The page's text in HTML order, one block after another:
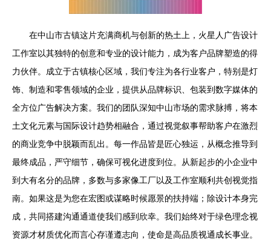
在中山市古镇这片充满商机与创新的热土上，火星人广告设计
工作室以其独特的创意和专业的设计能力，成为客户品牌塑造的得
力伙伴。成立于古镇核心区域，我们专注为各行业客户，特别是灯
饰、制造和零售领域的企业，提供从品牌标识、包装到数字媒体的
全方位广告解决方案。我们的团队深知中山市场的需求脉搏，将本
土文化元素与国际设计趋势相融合，通过视觉叙事帮助客户在激烈
的商业竞争中脱颖而乱出。每一作品皆是匠心独运，从概念推导到
最终成品，严守细节，确保可视化进度到位。从新起步的小企业中
到大有名分的品牌，多数与多家像工厂以及工作室顺利共创视觉指
南。如果这是为您在宏图或谋略时候愿景的扶持端；除设计本身完
成，共同搭建沟通通道使我们感到欣幸。我们始终对于绿色理念视
资源才材质优化而言心存谨遵志向，使命是高品质视通成长事业。